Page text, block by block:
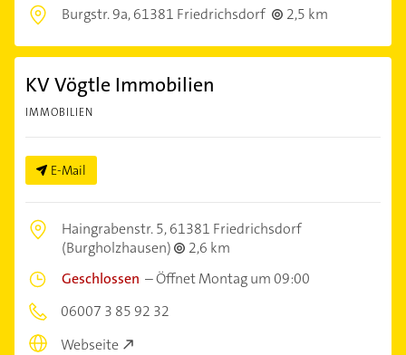
Burgstr. 9a,61381 Friedrichsdorf 2,5 km
KV Vögtle Immobilien
IMMOBILIEN
E-Mail
Haingrabenstr. 5,61381 Friedrichsdorf
(Burgholzhausen)
2,6 km
Geschlossen –Öffnet Montag um 09:00
06007 3 85 92 32
Webseite